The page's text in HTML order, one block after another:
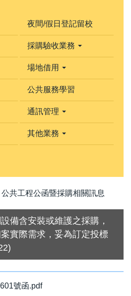
夜間/假日登記留校
採購驗收業務
場地借用
公共服務學習
通訊管理
其他業務
公共工程公函暨採購相關訊息
備含安裝或維護之採購，
實際需求，妥為訂定投標
號函.pdf